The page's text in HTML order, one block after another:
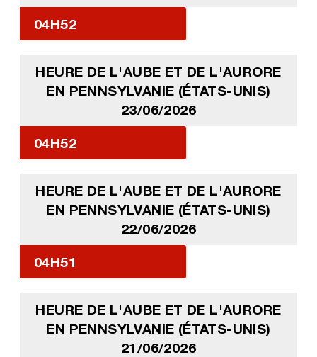
04H52
HEURE DE L'AUBE ET DE L'AURORE
EN PENNSYLVANIE (ÉTATS-UNIS)
23/06/2026
04H52
HEURE DE L'AUBE ET DE L'AURORE
EN PENNSYLVANIE (ÉTATS-UNIS)
22/06/2026
04H51
HEURE DE L'AUBE ET DE L'AURORE
EN PENNSYLVANIE (ÉTATS-UNIS)
21/06/2026